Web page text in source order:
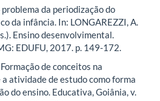
problema da periodização do
da infância. In: LONGAREZZI, A.
Ensino desenvolvimental.
EDUFU, 2017. p. 149-172.
de conceitos na
atividade de estudo como forma
do ensino. Educativa, Goiânia, v.